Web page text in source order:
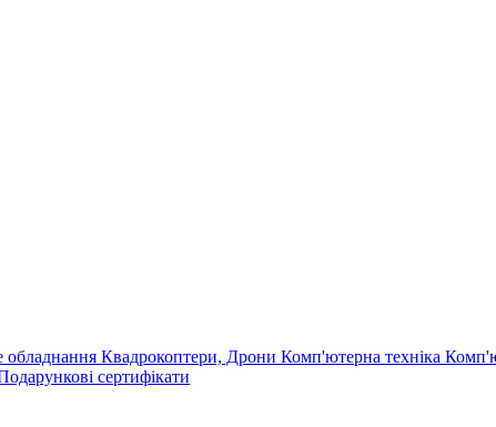
обладнання Квадрокоптери, Дрони Комп'ютерна техніка
сертифікати